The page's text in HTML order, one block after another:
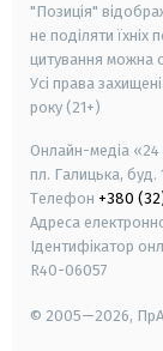
"Позиція"
не поділяти
цитування можна
Усі права захищені.
року (21+)
Онлайн-медіа
пл. Галицька, буд.
Телефон +380
Адреса
Ідентифікатор
R40-06057
© 2005—2026,